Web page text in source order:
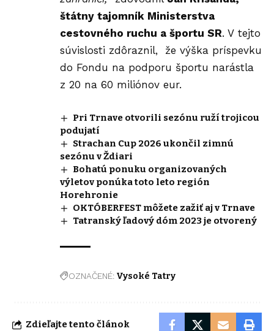
štátny tajomník Ministerstva
cestovného ruchu a športu SR. V tejto
súvislosti zdôraznil, že výška príspevku
do Fondu na podporu športu narástla
z 20 na 60 miliónov eur.
Pri Trnave otvorili sezónu ruží trojicou
podujatí
Strachan Cup 2026 ukončil zimnú
sezónu v Ždiari
Bohatú ponuku organizovaných
výletov ponúka toto leto región
Horehronie
OKTÓBERFEST môžete zažiť aj v Trnave
Tatranský ľadový dóm 2023 je otvorený
OZNAČENÉ: Vysoké Tatry
Zdieľajte tento článok